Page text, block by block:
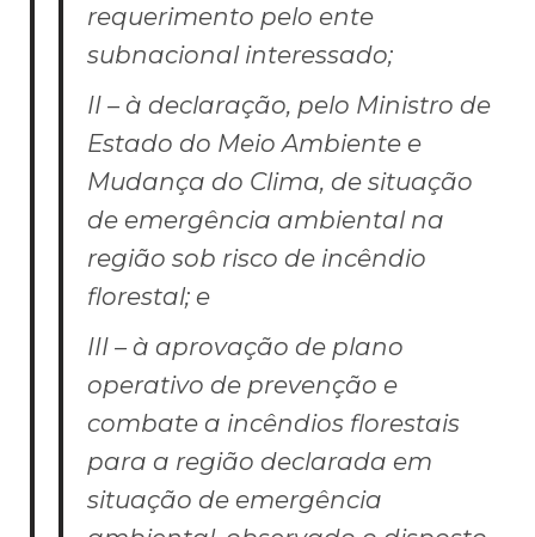
requerimento pelo ente
subnacional interessado;
II – à declaração, pelo Ministro de
Estado do Meio Ambiente e
Mudança do Clima, de situação
de emergência ambiental na
região sob risco de incêndio
florestal; e
III – à aprovação de plano
operativo de prevenção e
combate a incêndios florestais
para a região declarada em
situação de emergência